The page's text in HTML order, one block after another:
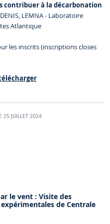
contribuer à la décarbonation
LEMNA - Laboratoire
Atlantique
les inscrits (inscriptions closes
25 JUILLET 2024
le vent : Visite des
de Centrale